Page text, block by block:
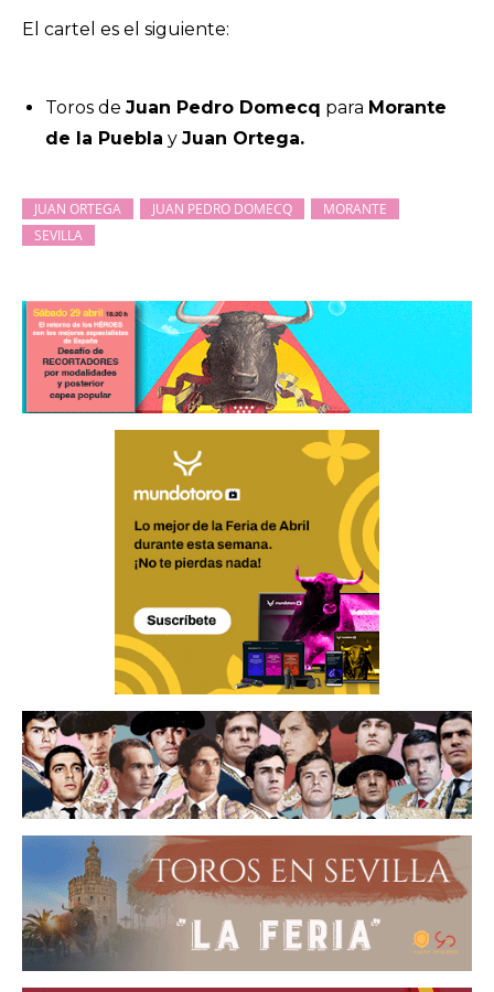
El cartel es el siguiente:
Toros de Juan Pedro Domecq para Morante
de la Puebla y Juan Ortega.
JUAN ORTEGA JUAN PEDRO DOMECQ
MORANTE
SEVILLA